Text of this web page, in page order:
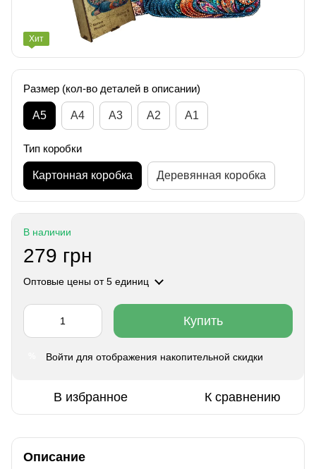
Хит
Размер (кол-во деталей в описании)
А5 А4 A3 A2 A1
Тип коробки
Картонная коробка Деревянная коробка
В наличии
279 грн
Оптовые цены от 5 единиц
Купить
Войти для отображения накопительной скидки
В избранное К сравнению
Описание